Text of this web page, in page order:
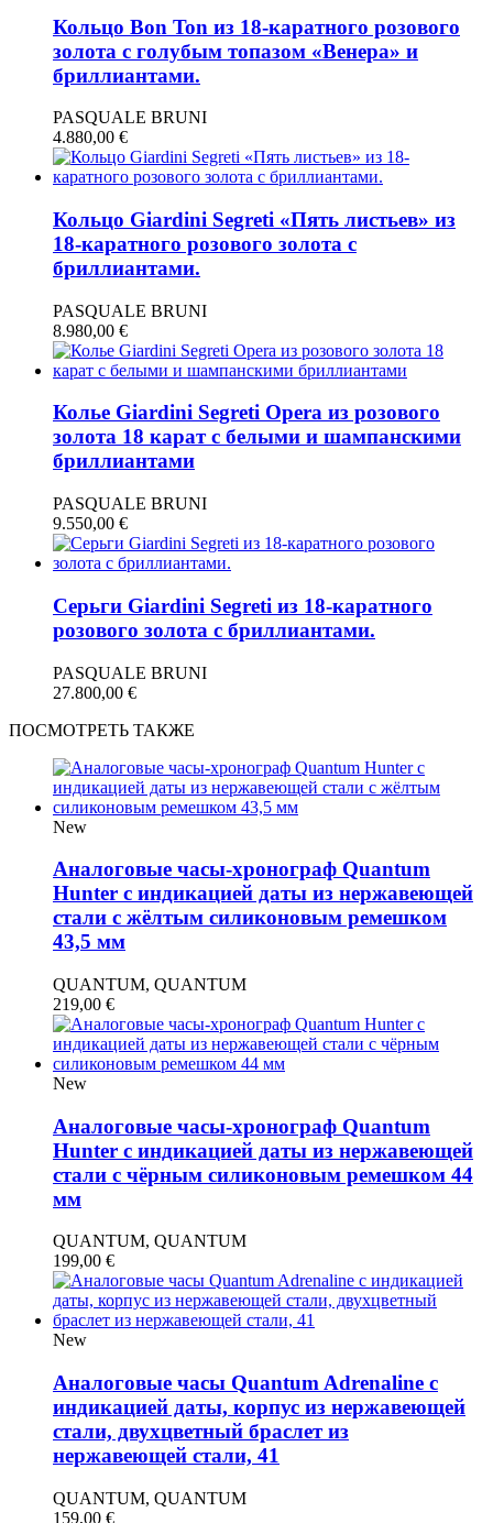
Кольцо Bon Ton из 18-каратного розового
золота с голубым топазом «Венера» и
бриллиантами.
PASQUALE BRUNI
4.880,00 €
Кольцо Giardini Segreti «Пять листьев» из
18-каратного розового золота с
бриллиантами.
PASQUALE BRUNI
8.980,00 €
Колье Giardini Segreti Opera из розового
золота 18 карат с белыми и шампанскими
бриллиантами
PASQUALE BRUNI
9.550,00 €
Серьги Giardini Segreti из 18-каратного
розового золота с бриллиантами.
PASQUALE BRUNI
27.800,00 €
ПОСМОТРЕТЬ ТАКЖЕ
New
Аналоговые часы-хронограф Quantum
Hunter с индикацией даты из нержавеющей
стали с жёлтым силиконовым ремешком
43,5 мм
QUANTUM, QUANTUM
219,00 €
New
Аналоговые часы-хронограф Quantum
Hunter с индикацией даты из нержавеющей
стали с чёрным силиконовым ремешком 44
мм
QUANTUM, QUANTUM
199,00 €
New
Аналоговые часы Quantum Adrenaline с
индикацией даты, корпус из нержавеющей
стали, двухцветный браслет из
нержавеющей стали, 41
QUANTUM, QUANTUM
159,00 €